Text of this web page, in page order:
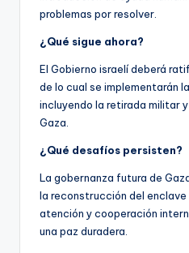
problemas por resolver.
¿Qué sigue ahora?
El Gobierno israelí deberá
de lo cual se implementarán
incluyendo la retirada militar
Gaza.
¿Qué desafíos persisten?
La gobernanza futura de
la reconstrucción del enclave
atención y cooperación
una paz duradera.